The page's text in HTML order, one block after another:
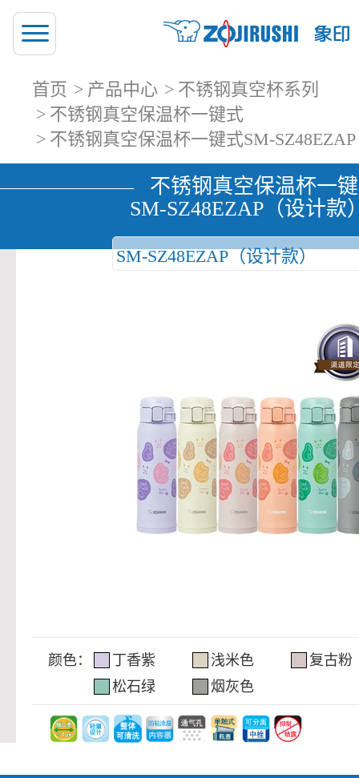
首页 产品中心
不锈钢真空杯系列
不锈钢真空保温杯一键式
不锈钢真空保温杯一键式SM-
不锈钢真空保温杯一
SM-SZ48EZAP（设计款
颜色： 丁香紫 浅米色
复古粉
松石绿
烟灰色